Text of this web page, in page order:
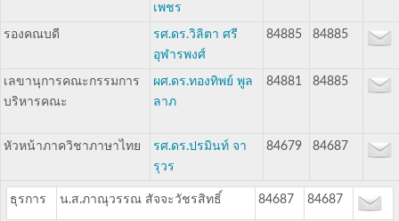
เพชร
รองคณบดี
รศ.ดร.วิลิตา ศรี
อุฬารพงศ์
84885 84885
เลขานุการคณะกรรมการ
บริหารคณะ
ผศ.ดร.ทองทิพย์ พูล
ลาภ
84881 84885
หัวหน้าภาควิชาภาษาไทย
รศ.ดร.ปรมินท์ จา
รุวร
84679 84687
ธุรการ น.ส.ภาณุวรรณ สัจจะวัชรสิทธิ์ 84687 84687